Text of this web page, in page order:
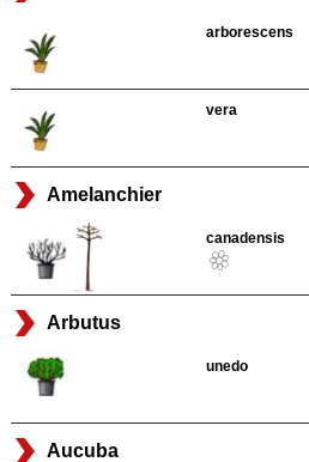
arborescens
vera
Amelanchier
canadensis
Arbutus
unedo
Aucuba